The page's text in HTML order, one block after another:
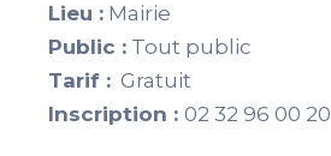
Lieu : Mairie
Public : Tout public
Tarif : Gratuit
Inscription : 02 32 96 00 20